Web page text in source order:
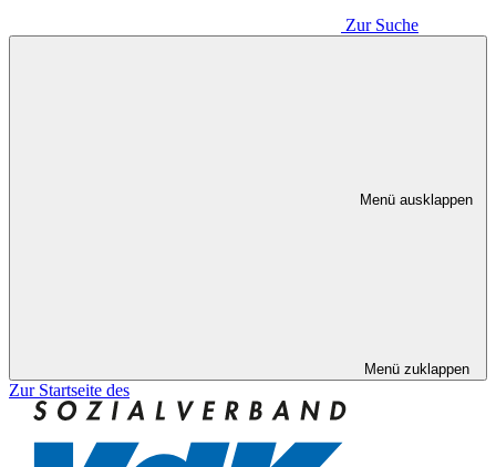
Zur Suche
Menü ausklappen
Menü zuklappen
Zur Startseite des